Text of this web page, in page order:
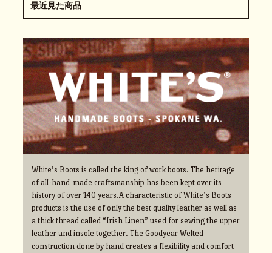
最近見た商品
White’s Boots is called the king of work boots. The heritage
of all-hand-made craftsmanship has been kept over its
history of over 140 years.A characteristic of White’s Boots
products is the use of only the best quality leather as well as
a thick thread called “Irish Linen” used for sewing the upper
leather and insole together. The Goodyear Welted
construction done by hand creates a flexibility and comfort